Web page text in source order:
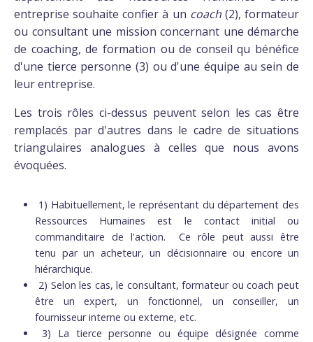
entreprise souhaite confier à un coach(2), formateur
ou consultant une mission concernant une démarche
de coaching, de formation ou de conseil qu bénéfice
d'une tierce personne (3) ou d'une équipe au sein de
leur entreprise.
Les trois rôles ci-dessus peuvent selon les cas être
remplacés par d'autres dans le cadre de situations
triangulaires analogues à celles que nous avons
évoquées.
1) Habituellement, le représentant du département des
Ressources Humaines est le contact initial ou
commanditaire de l'action. Ce rôle peut aussi être
tenu par un acheteur, un décisionnaire ou encore un
hiérarchique.
2) Selon les cas, le consultant, formateur ou coach peut
être un expert, un fonctionnel, un conseiller, un
fournisseur interne ou externe, etc.
3) La tierce personne ou équipe désignée comme